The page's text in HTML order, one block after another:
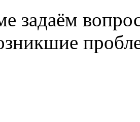
задаём